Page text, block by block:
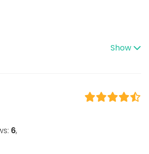
system
Show
6,